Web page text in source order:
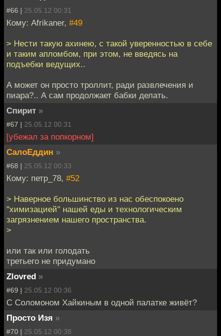
#66 | 25.05.12 00:31
Кому: Afrikaner, #49
> Нести такую ахинею, с такой уверенностью в себе
и таким апломбом, при этом, не введясь на
подъебки ведущих..
А может он просто троллит, ради развлечения и
пиара?.. А сам продолжает бабки делать.
Спирит »
#67 | 25.05.12 00:31
[убежал за попкорном]
СалоЕддин »
#68 | 25.05.12 00:33
Кому: петр_78, #52
> Наверное большинство из нас обеспокоено
"химизацией" нашей еды и технологическим
загрязнением нашего пространства.
>
или так или голодать
третьего не придумано
Zlovred »
#69 | 25.05.12 00:36
С Соломоном Хайкиным в одной палатке живёт?
Просто Изя »
#70 | 25.05.12 00:38